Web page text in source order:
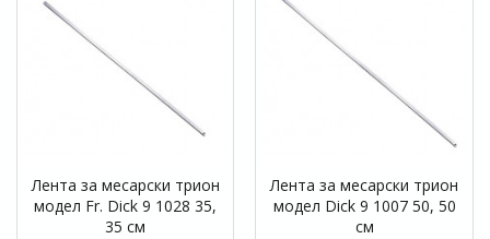
Лента за месарски трион
модел Fr. Dick 9 1028 35,
35 см
Лента за месарски трион
модел Dick 9 1007 50, 50
см